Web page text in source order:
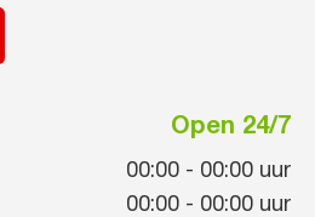
Open 24/7
00:00 - 00:00 uur
00:00 - 00:00 uur